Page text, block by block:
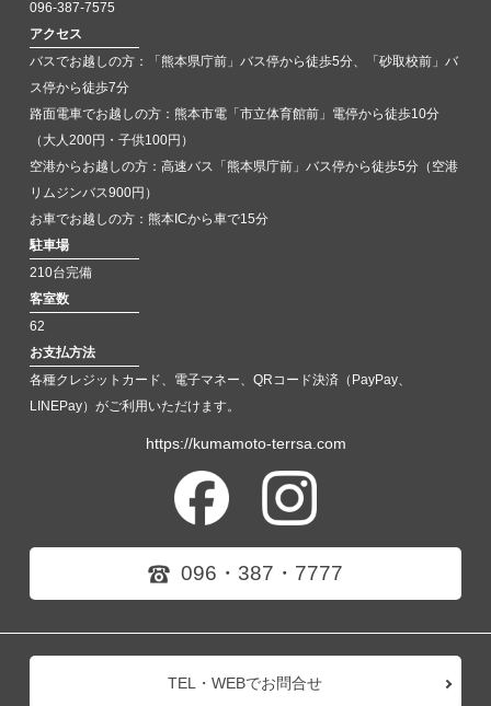
096-387-7575
アクセス
バスでお越しの方：「熊本県庁前」バス停から徒歩5分、「砂取校前」バ
ス停から徒歩7分
路面電車でお越しの方：熊本市電「市立体育館前」電停から徒歩10分
（大人200円・子供100円）
空港からお越しの方：高速バス「熊本県庁前」バス停から徒歩5分（空港
リムジンバス900円）
お車でお越しの方：熊本ICから車で15分
駐車場
210台完備
客室数
62
お支払方法
各種クレジットカード、電子マネー、QRコード決済（PayPay、
LINEPay）がご利用いただけます。
https://kumamoto-terrsa.com
096・387・7777
TEL・WEBでお問合せ